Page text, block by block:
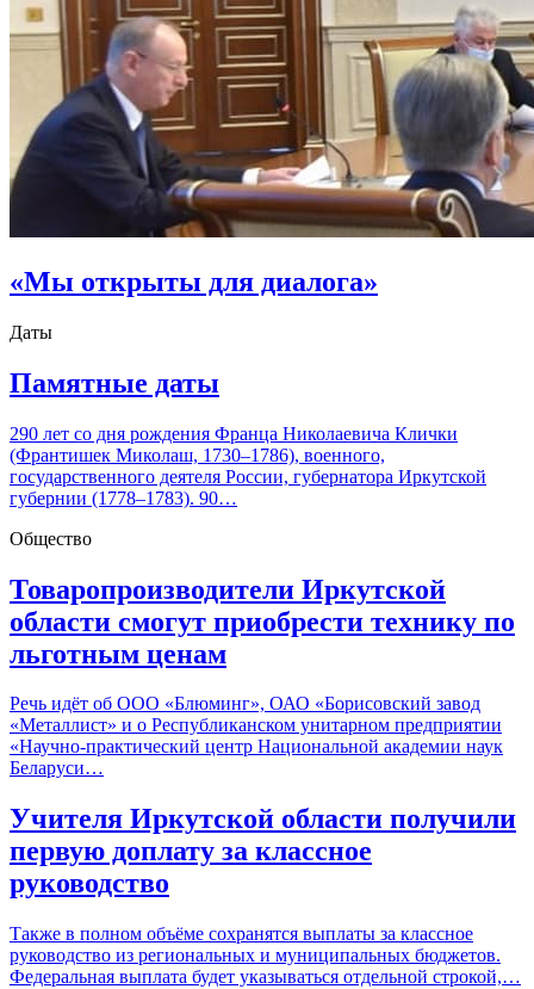
«Мы открыты для диалога»
Даты
Памятные даты
290 лет со дня рождения Франца Николаевича Клички
(Франтишек Миколаш, 1730–1786), военного,
государственного деятеля России, губернатора Иркутской
губернии (1778–1783). 90…
Общество
Товаропроизводители Иркутской
области смогут приобрести технику по
льготным ценам
Речь идёт об ООО «Блюминг», ОАО «Борисовский завод
«Металлист» и о Республиканском унитарном предприятии
«Научно-практический центр Национальной академии наук
Беларуси…
Учителя Иркутской области получили
первую доплату за классное
руководство
Также в полном объёме сохранятся выплаты за классное
руководство из региональных и муниципальных бюджетов.
Федеральная выплата будет указываться отдельной строкой,…